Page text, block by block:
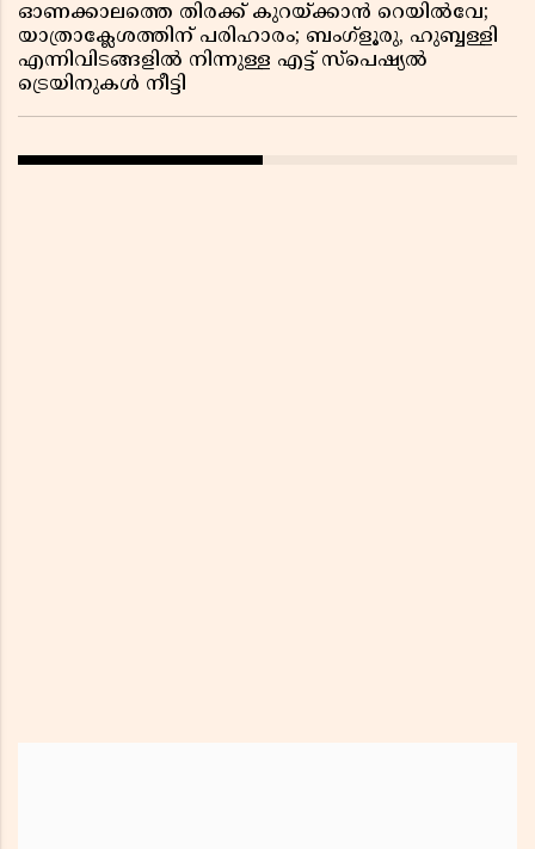
ഓണക്കാലത്തെ തിരക്ക് കുറയ്ക്കാൻ റെയിൽവേ;
യാത്രാക്ലേശത്തിന് പരിഹാരം; ബംഗ്ളൂരു, ഹുബ്ബള്ളി
എന്നിവിടങ്ങളിൽ നിന്നുള്ള എട്ട് സ്പെഷ്യൽ
ട്രെയിനുകൾ നീട്ടി